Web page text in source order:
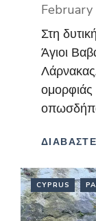
Στη
Άγιοι
Λάρνακας,
ομορφιάς
CYPRUS